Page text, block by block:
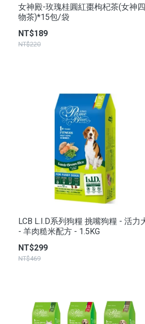
女神殿-玫瑰桂圓紅棗枸杞茶(女神四
物茶)*15包/袋
NT$189
NT$220
LCB L.I.D系列狗糧 挑嘴狗糧 - 活力
- 羊肉糙米配方 - 1.5KG
NT$299
NT$469